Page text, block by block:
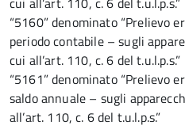
“5160” denominato “Prelievo
periodo contabile – sugli
cui all’art. 110, c. 6 del t.u.l.p.s.”
“5161” denominato “Prelievo
saldo annuale – sugli
all’art. 110, c. 6 del t.u.l.p.s.”